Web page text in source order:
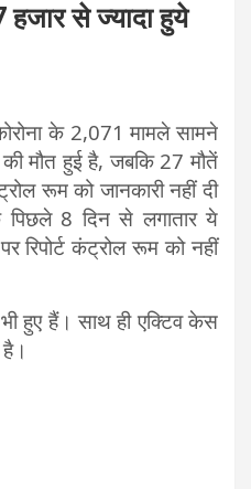
से ज्यादा हुये
के 2,071 मामले सामने
मौत हुई है, जबकि 27 मौतें
रूम को जानकारी नहीं दी
पिछले 8 दिन से लगातार ये
रिपोर्ट कंट्रोल रूम को नहीं
हुए हैं। साथ ही एक्टिव केस